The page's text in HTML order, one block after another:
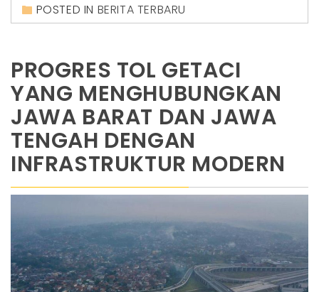
POSTED IN BERITA TERBARU
PROGRES TOL GETACI
YANG MENGHUBUNGKAN
JAWA BARAT DAN JAWA
TENGAH DENGAN
INFRASTRUKTUR MODERN